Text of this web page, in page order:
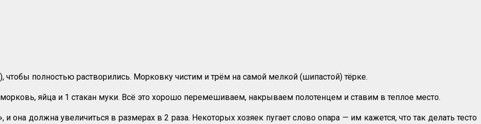
полностью растворились. Морковку чистим и трём на самой мелкой (шипастой) тёрке.
яйца и 1 стакан муки. Всё это хорошо перемешиваем, накрываем полотенцем и ставим в теплое место.
и она должна увеличиться в размерах в 2 раза. Некоторых хозяек пугает слово опара — им кажется, что так делать тесто